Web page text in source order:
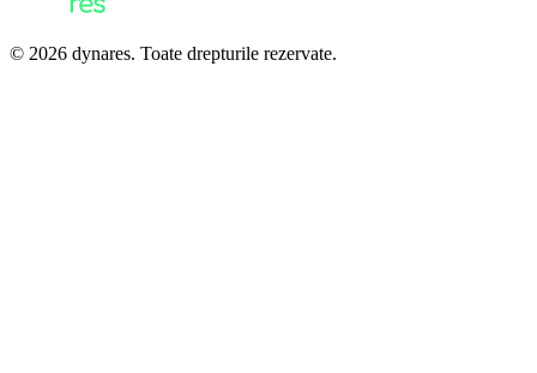
© 2026 dynares. Toate drepturile rezervate.